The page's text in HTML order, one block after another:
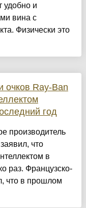
удобно и
вина с
Физически это
очков Ray-Ban
год
производитель
что
в
раз. Французско-
что в прошлом